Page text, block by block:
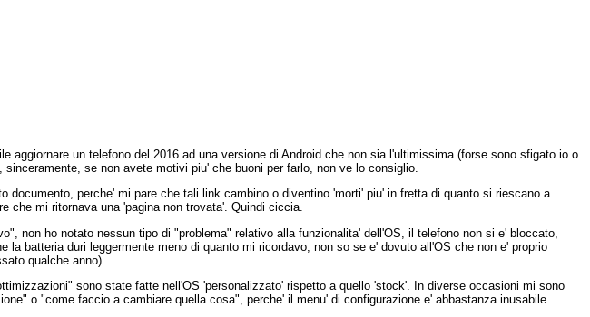
aggiornare un telefono del 2016 ad una versione di Android che non sia l'ultimissima (forse sono sfigato io o
se non avete motivi piu' che buoni per farlo, non ve lo consiglio.
documento, perche' mi pare che tali link cambino o diventino 'morti' piu' in fretta di quanto si riescano a
che mi ritornava una 'pagina non trovata'. Quindi ciccia.
non ho notato nessun tipo di "problema" relativo alla funzionalita' dell'OS, il telefono non si e' bloccato,
batteria duri leggermente meno di quanto mi ricordavo, non so se e' dovuto all'OS che non e' proprio
qualche anno).
sono state fatte nell'OS 'personalizzato' rispetto a quello 'stock'. In diverse occasioni mi sono
o "come faccio a cambiare quella cosa", perche' il menu' di configurazione e' abbastanza inusabile.